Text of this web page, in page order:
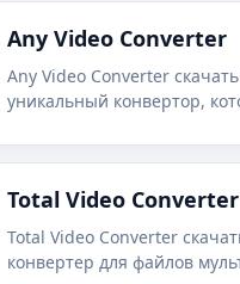
Any Video Converter
Any Video Converter скачать
уникальный конвертор,
и многие другие.
Total Video Converter
Total Video Converter
конвертер для файлов